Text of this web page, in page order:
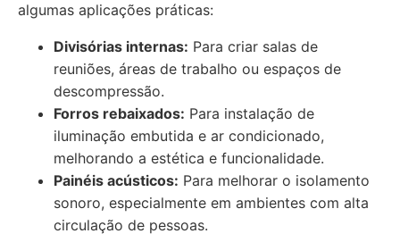
algumas aplicações práticas:
Divisórias internas: Para criar salas de
reuniões, áreas de trabalho ou espaços de
descompressão.
Forros rebaixados: Para instalação de
iluminação embutida e ar condicionado,
melhorando a estética e funcionalidade.
Painéis acústicos: Para melhorar o isolamento
sonoro, especialmente em ambientes com alta
circulação de pessoas.